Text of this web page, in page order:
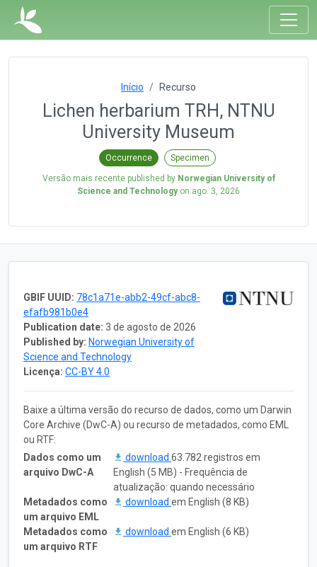
Início Recurso
Lichen herbarium TRH, NTNU
University Museum
Occurrence Specimen
Versão mais recente published by Norwegian University of
Science and Technologyon ago. 3, 2026
GBIF UUID: 78c1a71e-abb2-49cf-abc8-
efafb981b0e4
Publication date: 3 de agosto de 2026
Published by: Norwegian University of
Science and Technology
Licença: CC-BY 4.0
Baixe a última versão do recurso de dados, como um Darwin
Core Archive (DwC-A) ou recurso de metadados, como EML
ou RTF:
Dados como um
arquivo DwC-A
download 63.782 registros em
English (5 MB) - Frequência de
atualização: quando necessário
Metadados como
um arquivo EML
download em English (8 KB)
Metadados como
um arquivo RTF
download em English (6 KB)